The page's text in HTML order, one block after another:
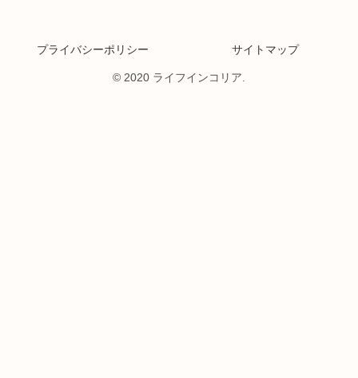
プライバシーポリシー サイトマップ
© 2020 ライフインコリア.